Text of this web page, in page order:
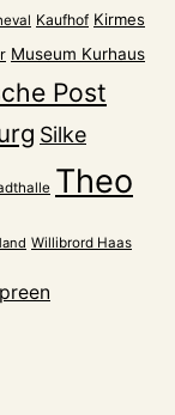
Kaufhof Kirmes
Museum Kurhaus
Post
Silke
Theo
Willibrord Haas